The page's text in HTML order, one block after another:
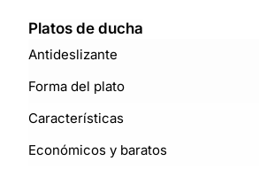
Platos de ducha
Antideslizante
Forma del plato
Características
Económicos y baratos